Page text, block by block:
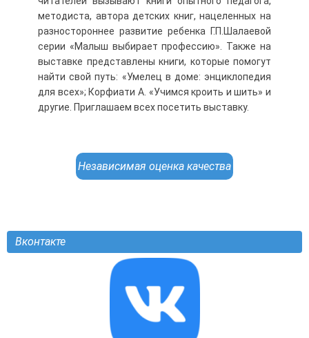
методиста, автора детских книг, нацеленных на
разностороннее развитие ребенка Г.П.Шалаевой
серии «Малыш выбирает профессию». Также на
выставке представлены книги, которые помогут
найти свой путь: «Умелец в доме: энциклопедия
для всех»; Корфиати А. «Учимся кроить и шить» и
другие. Приглашаем всех посетить выставку.
Независимая оценка качества
Вконтакте